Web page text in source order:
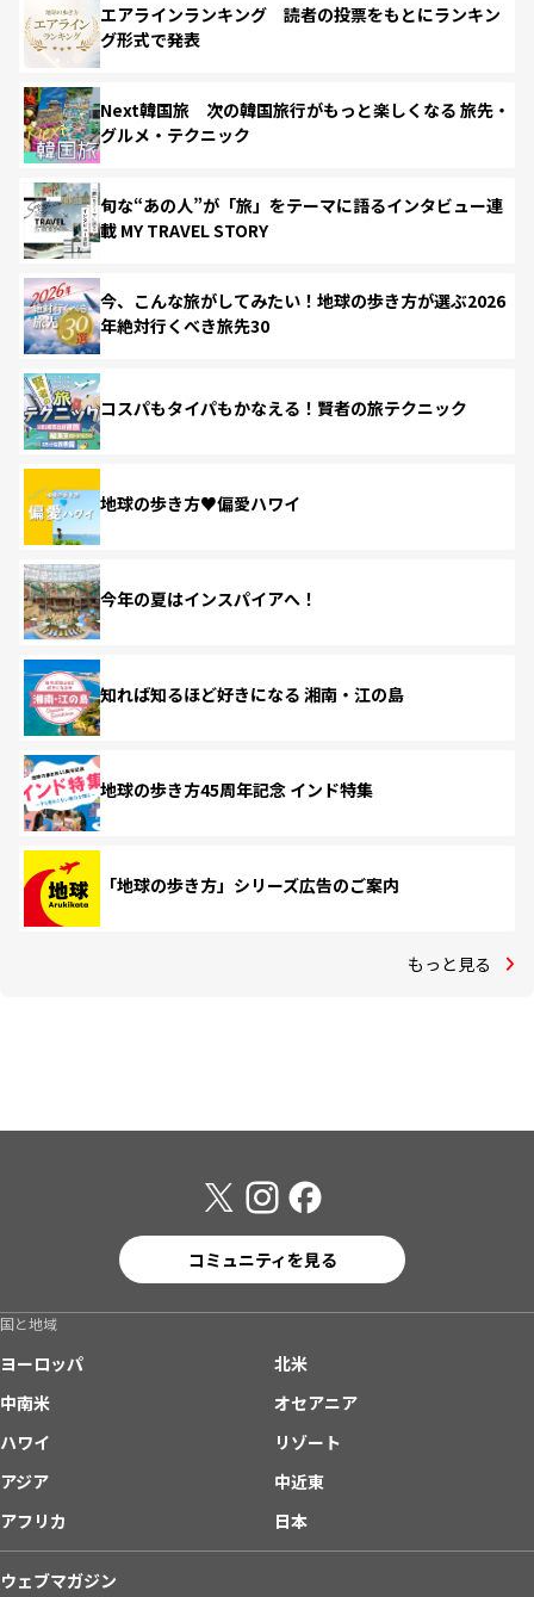
エアラインランキング 読者の投票をもとにランキン
グ形式で発表
Next韓国旅 次の韓国旅行がもっと楽しくなる 旅先・
グルメ・テクニック
旬な“あの人”が「旅」をテーマに語るインタビュー連
載 MY TRAVEL STORY
今、こんな旅がしてみたい！地球の歩き方が選ぶ2026
年絶対行くべき旅先30
コスパもタイパもかなえる！賢者の旅テクニック
地球の歩き方♥偏愛ハワイ
今年の夏はインスパイアへ！
知れば知るほど好きになる 湘南・江の島
地球の歩き方45周年記念 インド特集
「地球の歩き方」シリーズ広告のご案内
もっと見る
コミュニティを見る
国と地域
ヨーロッパ
北米
中南米
オセアニア
ハワイ
リゾート
アジア
中近東
アフリカ
日本
ウェブマガジン